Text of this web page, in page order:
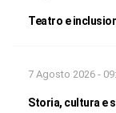
Teatro e
7 Agosto 2026 -
Storia, cultura e